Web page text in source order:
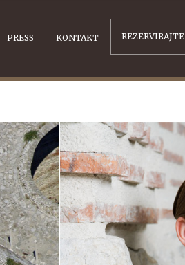
PRESS KONTAKT REZERVIRAJTE